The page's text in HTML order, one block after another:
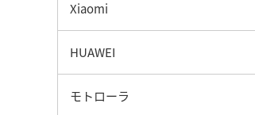
Xiaomi
HUAWEI
モトローラ